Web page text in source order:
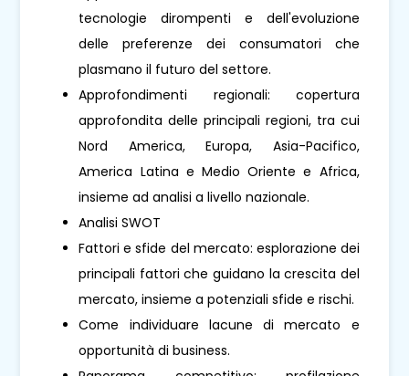
tecnologie dirompenti e dell'evoluzione
delle preferenze dei consumatori che
plasmano il futuro del settore.
Approfondimenti regionali: copertura
approfondita delle principali regioni, tra cui
Nord America, Europa, Asia-Pacifico,
America Latina e Medio Oriente e Africa,
insieme ad analisi a livello nazionale.
Analisi SWOT
Fattori e sfide del mercato: esplorazione dei
principali fattori che guidano la crescita del
mercato, insieme a potenziali sfide e rischi.
Come individuare lacune di mercato e
opportunità di business.